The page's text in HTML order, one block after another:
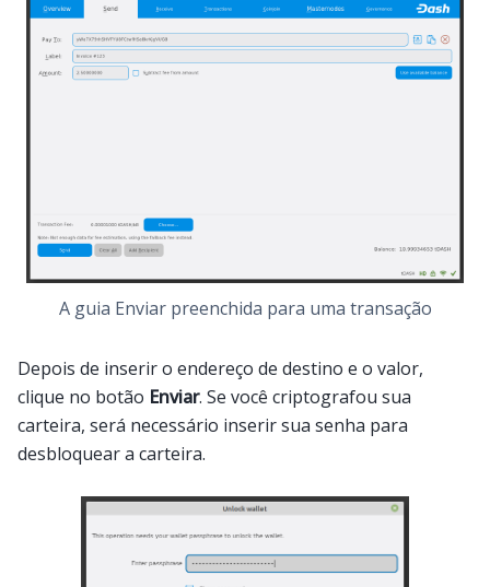
A guia Enviar preenchida para uma transação
Depois de inserir o endereço de destino e o valor,
clique no botão Enviar. Se você criptografou sua
carteira, será necessário inserir sua senha para
desbloquear a carteira.